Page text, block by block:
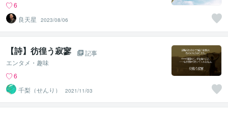
6
良天星
2023/08/06
【詩】彷徨う寂寥
記事
エンタメ・趣味
6
千梨（せんり）
2021/11/03